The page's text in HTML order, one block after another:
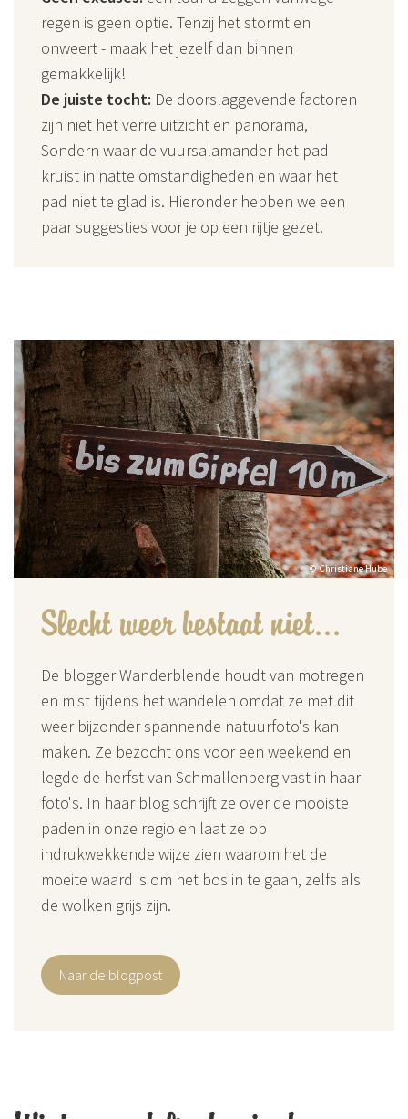
regen is geen optie. Tenzij het stormt en
onweert - maak het jezelf dan binnen
gemakkelijk!
De juiste tocht: De doorslaggevende factoren
zijn niet het verre uitzicht en panorama,
Sondern waar de vuursalamander het pad
kruist in natte omstandigheden en waar het
pad niet te glad is. Hieronder hebben we een
paar suggesties voor je op een rijtje gezet.
© Christiane Hube
Slecht weer bestaat niet...
De blogger Wanderblende houdt van motregen
en mist tijdens het wandelen omdat ze met dit
weer bijzonder spannende natuurfoto's kan
maken. Ze bezocht ons voor een weekend en
legde de herfst van Schmallenberg vast in haar
foto's. In haar blog schrijft ze over de mooiste
paden in onze regio en laat ze op
indrukwekkende wijze zien waarom het de
moeite waard is om het bos in te gaan, zelfs als
de wolken grijs zijn.
Naar de blogpost